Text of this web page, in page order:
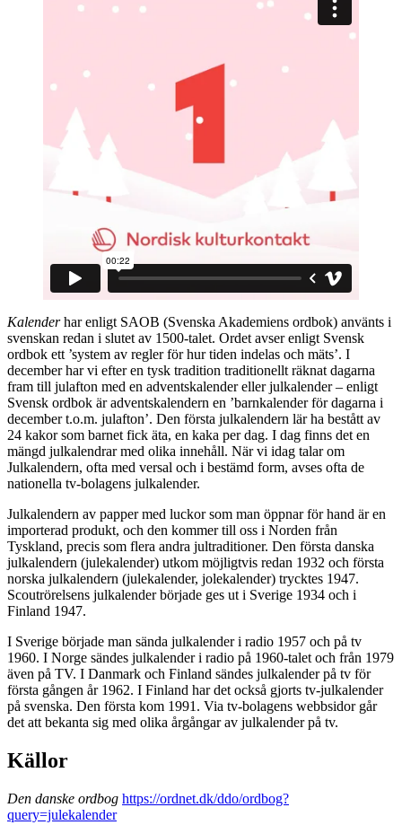
Kalenderhar enligt SAOB (Svenska Akademiens ordbok) använts i
svenskan redan i slutet av 1500-talet. Ordet avser enligt Svensk
ordbok ett ’system av regler för hur tiden indelas och mäts’. I
december har vi efter en tysk tradition traditionellt räknat dagarna
fram till julafton med en adventskalender eller julkalender – enligt
Svensk ordbok är adventskalendern en ’barnkalender för dagarna i
december t.o.m. julafton’. Den första julkalendern lär ha bestått av
24 kakor som barnet fick äta, en kaka per dag. I dag finns det en
mängd julkalendrar med olika innehåll. När vi idag talar om
Julkalendern, ofta med versal och i bestämd form, avses ofta de
nationella tv-bolagens julkalender.
Julkalendern av papper med luckor som man öppnar för hand är en
importerad produkt, och den kommer till oss i Norden från
Tyskland, precis som flera andra jultraditioner. Den första danska
julkalendern (julekalender) utkom möjligtvis redan 1932 och första
norska julkalendern (julekalender, jolekalender) trycktes 1947.
Scoutrörelsens julkalender började ges ut i Sverige 1934 och i
Finland 1947.
I Sverige började man sända julkalender i radio 1957 och på tv
1960. I Norge sändes julkalender i radio på 1960-talet och från 1979
även på TV. I Danmark och Finland sändes julkalender på tv för
första gången år 1962. I Finland har det också gjorts tv-julkalender
på svenska. Den första kom 1991. Via tv-bolagens webbsidor går
det att bekanta sig med olika årgångar av julkalender på tv.
Källor
Den danske ordbog https://ordnet.dk/ddo/ordbog?
query=julekalender